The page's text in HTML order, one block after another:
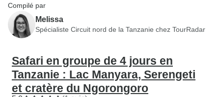
Compilé par
Melissa
Spécialiste Circuit nord de la Tanzanie chez TourRadar
Safari en groupe de 4 jours en
Tanzanie : Lac Manyara, Serengeti
et cratère du Ngorongoro